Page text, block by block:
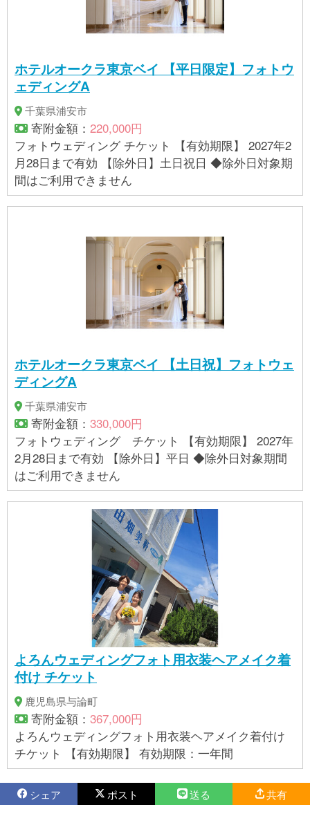
ホテルオークラ東京ベイ 【平日限定】フォトウ
ェディングA
千葉県浦安市
寄附金額： 220,000円
フォトウェディング チケット 【有効期限】 2027年2
月28日まで有効 【除外日】土日祝日 ◆除外日対象期
間はご利用できません
ホテルオークラ東京ベイ 【土日祝】フォトウェ
ディングA
千葉県浦安市
寄附金額： 330,000円
フォトウェディング チケット 【有効期限】 2027年
2月28日まで有効 【除外日】平日 ◆除外日対象期間
はご利用できません
よろんウェディングフォト用衣装ヘアメイク着
付け チケット
鹿児島県与論町
寄附金額： 367,000円
よろんウェディングフォト用衣装ヘアメイク着付け
チケット 【有効期限】 有効期限：一年間
シェア ポスト 送る 共有